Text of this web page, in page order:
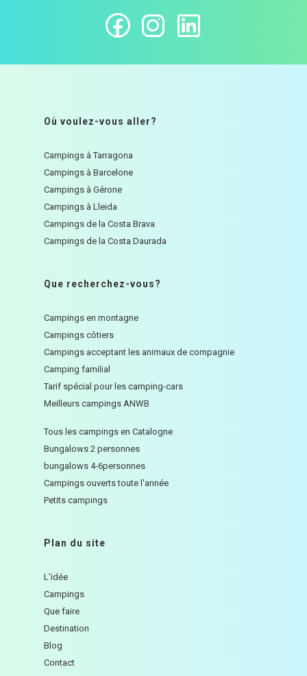
Où voulez-vous aller?
Campings à Tarragona
Campings à Barcelone
Campings à Gérone
Campings à Lleida
Campings de la Costa Brava
Campings de la Costa Daurada
Que recherchez-vous?
Campings en montagne
Campings côtiers
Campings acceptant les animaux de compagnie
Camping familial
Tarif spécial pour les camping-cars
Meilleurs campings ANWB
Tous les campings en Catalogne
Bungalows 2 personnes
bungalows 4-6personnes
Campings ouverts toute l'année
Petits campings
Plan du site
L'idée
Campings
Que faire
Destination
Blog
Contact